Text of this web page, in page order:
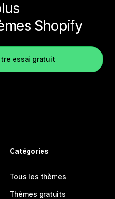
Shopify
essai gratuit
Catégories
Tous les thèmes
Thèmes gratuits